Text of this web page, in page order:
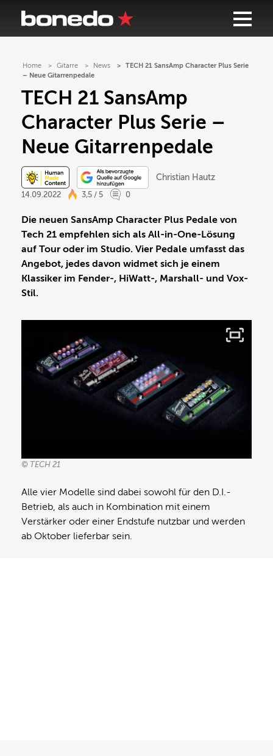
Home Gitarre News
TECH 21 SansAmp Character Plus Serie
– Neue Gitarrenpedale
TECH 21 SansAmp
Character Plus Serie –
Neue Gitarrenpedale
Christian Hautz
14.09.2022
3,5 / 5 0
Die neuen SansAmp Character Plus Pedale von
Tech 21 empfehlen sich als All-in-One-Lösung
auf Tour oder im Studio. Vier Pedale umfasst das
Angebot, jedes davon widmet sich je einem
Klassiker im Fender-, HiWatt-, Marshall- und Vox-
Stil.
© TECH 21
Alle vier Modelle sind dabei sowohl für den D.I.-
Betrieb, als auch in Kombination mit einem
Verstärker oder einer Endstufe nutzbar und werden
ab Oktober lieferbar sein.